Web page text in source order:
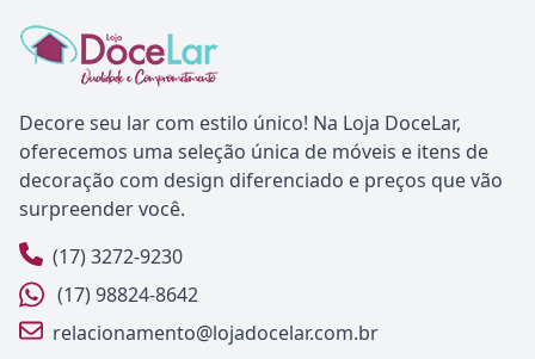
Decore seu lar com estilo único! Na Loja DoceLar,
oferecemos uma seleção única de móveis e itens de
decoração com design diferenciado e preços que vão
surpreender você.
(17) 3272-9230
(17) 98824-8642
relacionamento@lojadocelar.com.br